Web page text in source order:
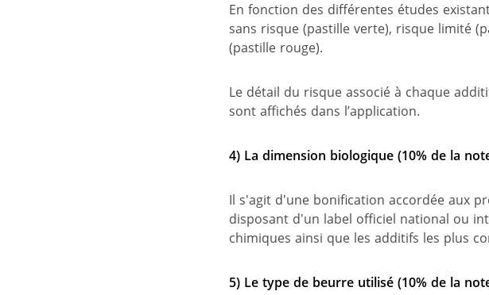
En fonction des différentes études
sans risque (pastille verte), risque limité
(pastille rouge).
Le détail du risque associé à chaque
sont affichés dans l’application.
4) La dimension biologique (10% de la
Il s'agit d'une bonification accordée aux
disposant d'un label officiel national ou
chimiques ainsi que les additifs les plus
5) Le type de beurre utilisé (10% de la